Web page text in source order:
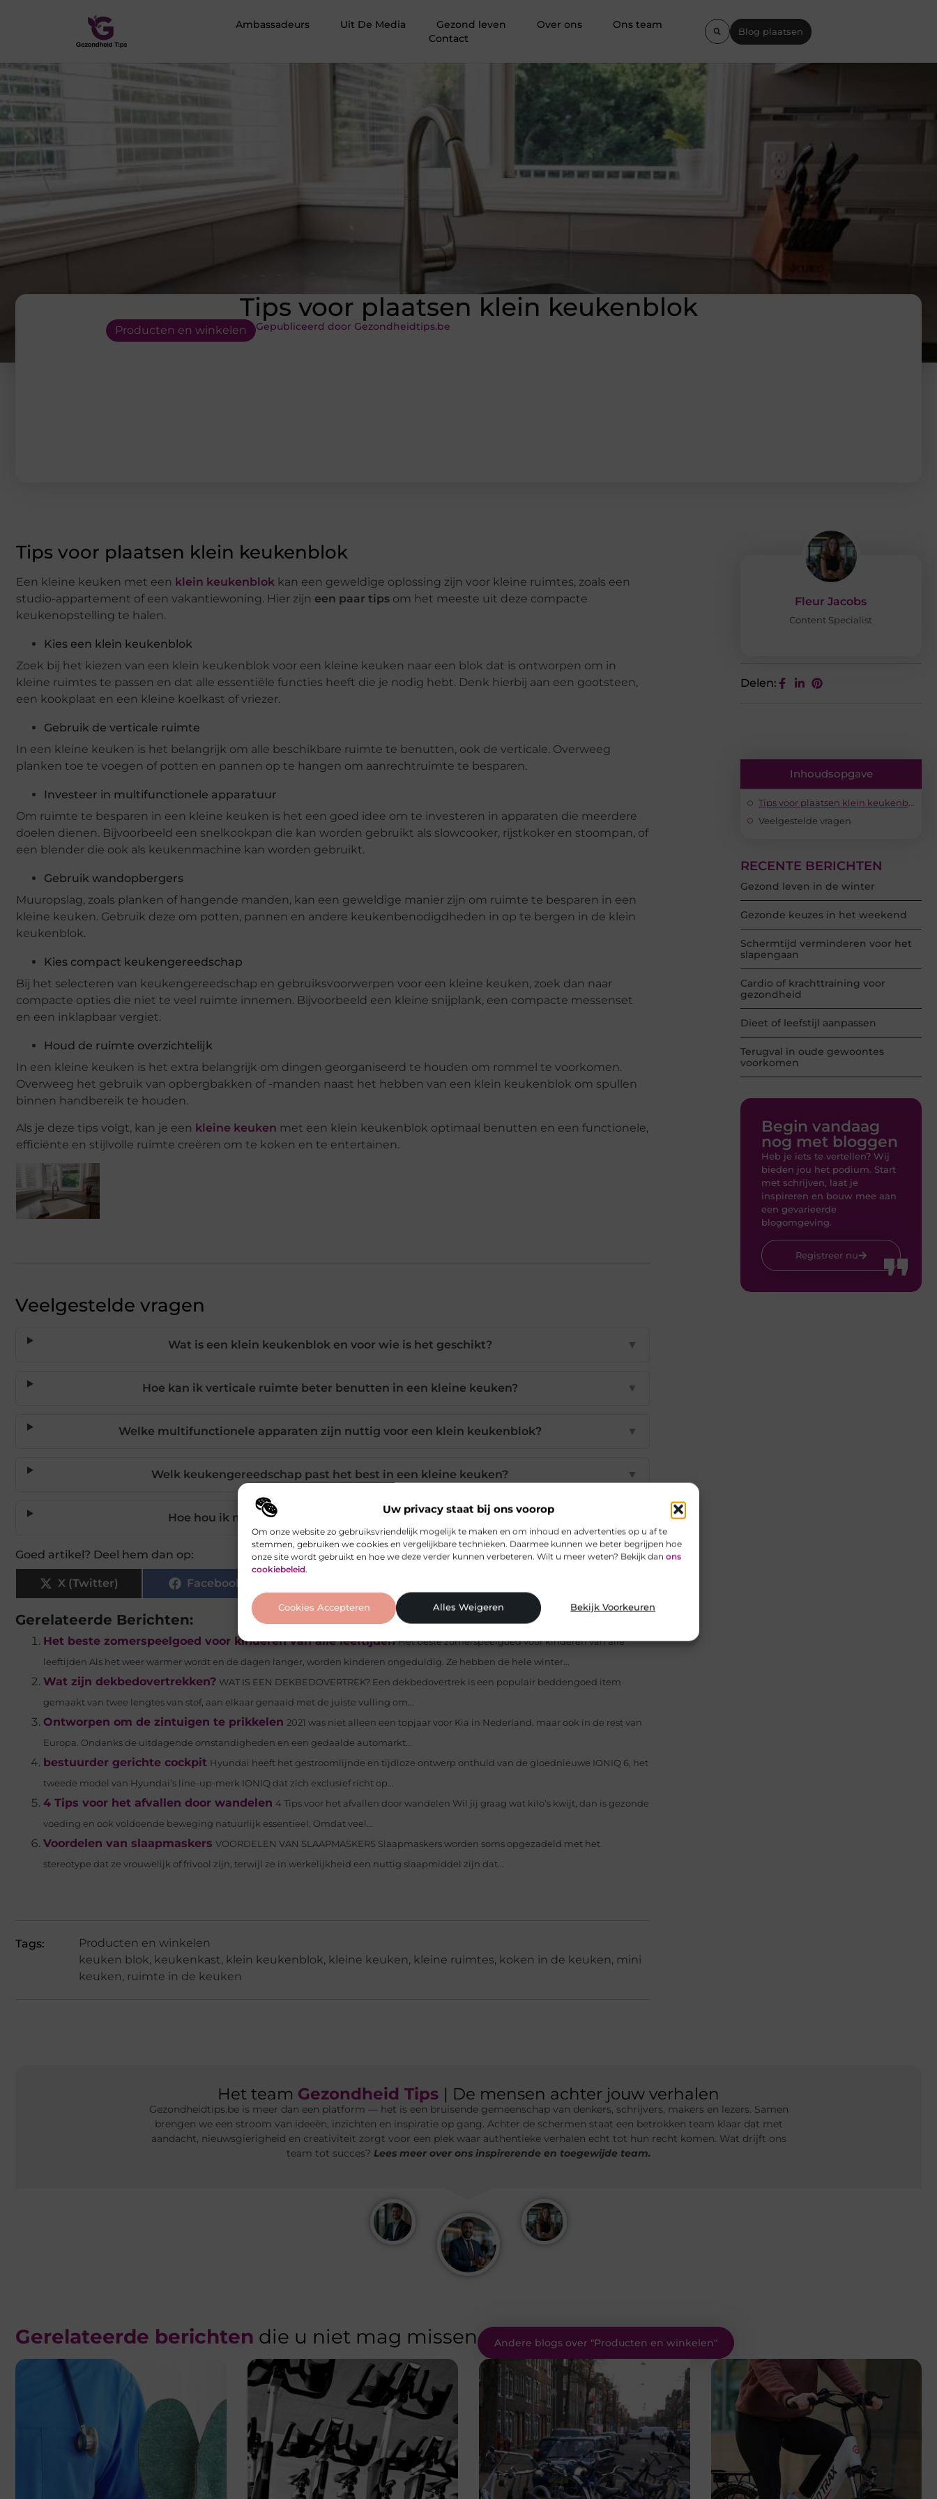
Uw privacy staat bij ons voorop
Om onze website zo gebruiksvriendelijk mogelijk te maken en om inhoud en advertenties op u af te
stemmen, gebruiken we cookies en vergelijkbare technieken. Daarmee kunnen we beter begrijpen hoe
onze site wordt gebruikt en hoe we deze verder kunnen verbeteren. Wilt u meer weten? Bekijk dan ons
cookiebeleid.
Cookies Accepteren Alles Weigeren Bekijk Voorkeuren
Ambassadeurs Uit De Media Gezond leven Over ons
Ons team
Contact
Blog plaatsen
Tips voor plaatsen klein keukenblok
Producten en winkelen Gepubliceerd door Gezondheidtips.be
Tips voor plaatsen klein keukenblok
Een kleine keuken met een klein keukenblok kan een geweldige oplossing zijn voor kleine ruimtes, zoals een
studio-appartement of een vakantiewoning. Hier zijn een paar tips om het meeste uit deze compacte
keukenopstelling te halen.
Kies een klein keukenblok
Zoek bij het kiezen van een klein keukenblok voor een kleine keuken naar een blok dat is ontworpen om in
kleine ruimtes te passen en dat alle essentiële functies heeft die je nodig hebt. Denk hierbij aan een gootsteen,
een kookplaat en een kleine koelkast of vriezer.
Gebruik de verticale ruimte
In een kleine keuken is het belangrijk om alle beschikbare ruimte te benutten, ook de verticale. Overweeg
planken toe te voegen of potten en pannen op te hangen om aanrechtruimte te besparen.
Investeer in multifunctionele apparatuur
Om ruimte te besparen in een kleine keuken is het een goed idee om te investeren in apparaten die meerdere
doelen dienen. Bijvoorbeeld een snelkookpan die kan worden gebruikt als slowcooker, rijstkoker en stoompan, of
een blender die ook als keukenmachine kan worden gebruikt.
Gebruik wandopbergers
Muuropslag, zoals planken of hangende manden, kan een geweldige manier zijn om ruimte te besparen in een
kleine keuken. Gebruik deze om potten, pannen en andere keukenbenodigdheden in op te bergen in de klein
keukenblok.
Kies compact keukengereedschap
Bij het selecteren van keukengereedschap en gebruiksvoorwerpen voor een kleine keuken, zoek dan naar
compacte opties die niet te veel ruimte innemen. Bijvoorbeeld een kleine snijplank, een compacte messenset
en een inklapbaar vergiet.
Houd de ruimte overzichtelijk
In een kleine keuken is het extra belangrijk om dingen georganiseerd te houden om rommel te voorkomen.
Overweeg het gebruik van opbergbakken of -manden naast het hebben van een klein keukenblok om spullen
binnen handbereik te houden.
Als je deze tips volgt, kan je een kleine keuken met een klein keukenblok optimaal benutten en een functionele,
efficiënte en stijlvolle ruimte creëren om te koken en te entertainen.
Veelgestelde vragen
Wat is een klein keukenblok en voor wie is het geschikt? ▼
Hoe kan ik verticale ruimte beter benutten in een kleine keuken? ▼
Welke multifunctionele apparaten zijn nuttig voor een klein keukenblok? ▼
Welk keukengereedschap past het best in een kleine keuken? ▼
Hoe hou ik mijn kleine keuken georganiseerd en netjes?
Goed artikel? Deel hem dan op:
X (Twitter) Facebook
Gerelateerde Berichten:
Het beste zomerspeelgoed voor kinderen van alle leeftijden Het beste zomerspeelgoed voor kinderen van alle
leeftijden Als het weer warmer wordt en de dagen langer, worden kinderen ongeduldig. Ze hebben de hele winter...
Wat zijn dekbedovertrekken? WAT IS EEN DEKBEDOVERTREK? Een dekbedovertrek is een populair beddengoed item
gemaakt van twee lengtes van stof, aan elkaar genaaid met de juiste vulling om...
Ontworpen om de zintuigen te prikkelen 2021 was niet alleen een topjaar voor Kia in Nederland, maar ook in de rest van
Europa. Ondanks de uitdagende omstandigheden en een gedaalde automarkt...
bestuurder gerichte cockpit Hyundai heeft het gestroomlijnde en tijdloze ontwerp onthuld van de gloednieuwe IONIQ 6, het
tweede model van Hyundai’s line-up-merk IONIQ dat zich exclusief richt op...
4 Tips voor het afvallen door wandelen 4 Tips voor het afvallen door wandelen Wil jij graag wat kilo’s kwijt, dan is gezonde
voeding en ook voldoende beweging natuurlijk essentieel. Omdat veel...
Voordelen van slaapmaskers VOORDELEN VAN SLAAPMASKERS Slaapmaskers worden soms opgezadeld met het
stereotype dat ze vrouwelijk of frivool zijn, terwijl ze in werkelijkheid een nuttig slaapmiddel zijn dat...
Tags:
Producten en winkelen
keuken blok, keukenkast, klein keukenblok, kleine keuken, kleine ruimtes, koken in de keuken, mini
keuken, ruimte in de keuken
Fleur Jacobs
Content Specialist
Delen:
Inhoudsopgave
Tips voor plaatsen klein keukenblok
Veelgestelde vragen
RECENTE BERICHTEN
Gezond leven in de winter
Gezonde keuzes in het weekend
Schermtijd verminderen voor het
slapengaan
Cardio of krachttraining voor
gezondheid
Dieet of leefstijl aanpassen
Terugval in oude gewoontes
voorkomen
Begin vandaag
nog met bloggen
Heb je iets te vertellen? Wij
bieden jou het podium. Start
met schrijven, laat je
inspireren en bouw mee aan
een gevarieerde
blogomgeving.
Registreer nu
Het team Gezondheid Tips | De mensen achter jouw verhalen
Gezondheidtips.be is meer dan een platform — het is een bruisende gemeenschap van denkers, schrijvers, makers en lezers. Samen
brengen we een stroom van ideeën, inzichten en inspiratie op gang. Achter de schermen staat een betrokken team klaar dat met
aandacht, nieuwsgierigheid en creativiteit zorgt voor een plek waar authentieke verhalen echt tot hun recht komen. Wat drijft ons
team tot succes? Lees meer over ons inspirerende en toegewijde team.
Gerelateerde berichten die u niet mag missen Andere blogs over "Producten en winkelen"